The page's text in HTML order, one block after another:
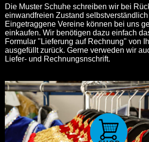
Die Muster Schuhe schreiben wir bei
einwandfreien Zustand
Eingetraggene Vereine können bei uns
einkaufen. Wir benötigen dazu einfach
Formular "Lieferung auf Rechnung" von
ausgefüllt zurück. Gerne verweden wir
Liefer- und Rechnungsnschrift.